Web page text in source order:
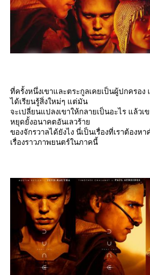
ที่ครั้งหนึ่งเขาและตระกูลเคยเป็นผู้ปกครอง
ได้เรียนรู้สิ่งใหม่ๆ แต่มัน
จะเปลี่ยนแปลงเขาให้กลายเป็นอะไร แล้วเ
หยุดยั้งอนาคตอันเลวร้า
ของจักรวาลได้ยังไง นี่เป็นเรื่องที่เราต้องห
เรื่องราวภาพยนตร์ในภาคนี้